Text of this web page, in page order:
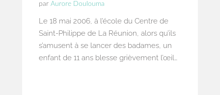
par Aurore Doulouma
Le 18 mai 2006, à l’école du Centre de
Saint-Philippe de La Réunion, alors qu’ils
s’amusent à se lancer des badames, un
enfant de 11 ans blesse grièvement l’œil